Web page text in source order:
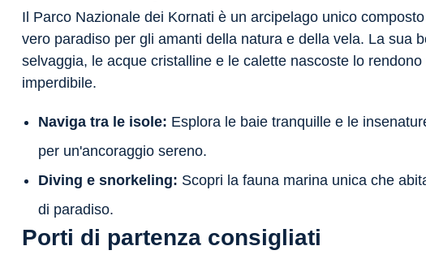
Il Parco Nazionale dei Kornati è un arcipelago unico
vero paradiso per gli amanti della natura e della vela. La sua
selvaggia, le acque cristalline e le calette nascoste lo rendono
imperdibile.
Naviga tra le isole: Esplora le baie tranquille e le
per un'ancoraggio sereno.
Diving e snorkeling: Scopri la fauna marina unica che
di paradiso.
Porti di partenza consigliati